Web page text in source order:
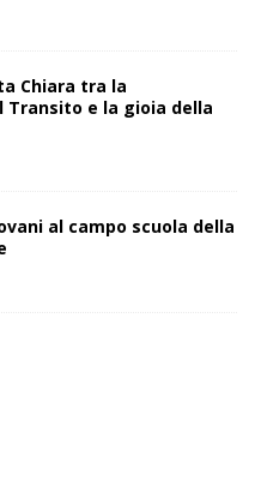
Chiara tra la
Transito e la gioia della
al campo scuola della